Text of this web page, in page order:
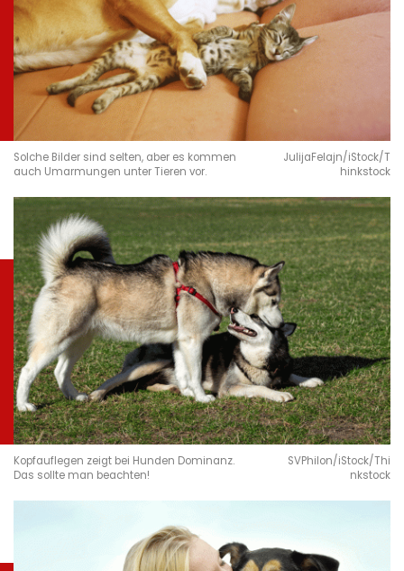
Solche Bilder sind selten, aber es kommen
auch Umarmungen unter Tieren vor.
JulijaFelajn/iStock/T
hinkstock
Kopfauflegen zeigt bei Hunden Dominanz.
Das sollte man beachten!
SVPhilon/iStock/Thi
nkstock